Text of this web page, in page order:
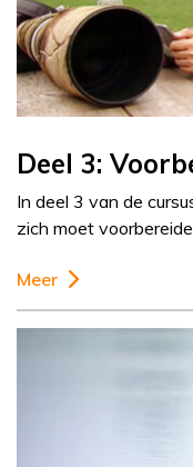
Deel 3:
In deel 3 van de
zich moet
Meer